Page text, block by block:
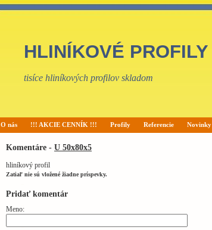
HLINÍKOVÉ PROFILY
tisíce hliníkových profilov skladom
O nás !!! AKCIE CENNÍK !!! Profily Referencie Novinky
Komentáre - U 50x80x5
hliníkový profil
Zatiaľ nie sú vložené žiadne príspevky.
Pridať komentár
Meno: